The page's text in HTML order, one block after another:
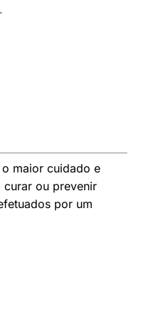
maior cuidado e
curar ou prevenir
por um